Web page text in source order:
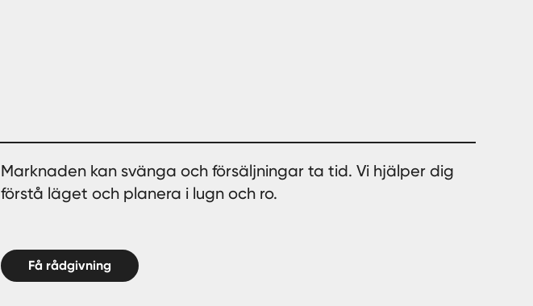
Marknaden kan svänga och försäljningar ta tid. Vi hjälper dig
förstå läget och planera i lugn och ro.
Få rådgivning